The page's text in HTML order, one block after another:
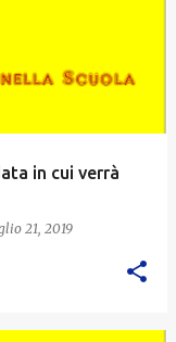
in cui verrà
21, 2019